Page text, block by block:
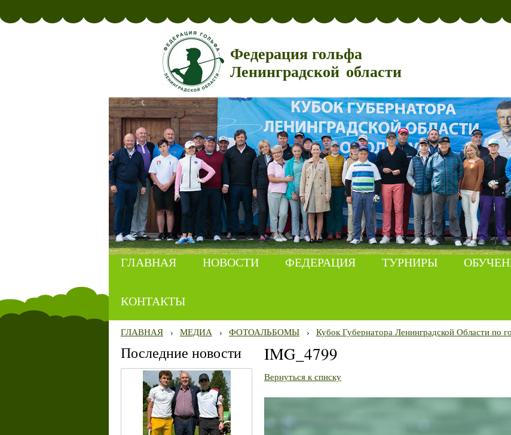
Федерация гольфа
Ленинградской области
ГЛАВНАЯ НОВОСТИ ФЕДЕРАЦИЯ ТУРНИРЫ
КОНТАКТЫ
ГЛАВНАЯ › МЕДИА › ФОТОАЛЬБОМЫ › Кубок Губернатора Ленинградской Области по
Последние новости IMG_4799
Вернуться к списку